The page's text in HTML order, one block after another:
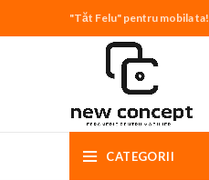
"Tăt Felu" pentru mobila ta!
CATEGORII